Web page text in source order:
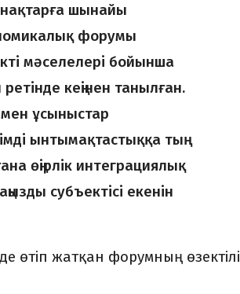
шынайы
форумы
мәселелері бойынша
кеңінен танылған.
мен ұсыныстар
ынтымақтастыққа тың
өңірлік интеграциялық
субъектісі екенін
өтіп жатқан форумның